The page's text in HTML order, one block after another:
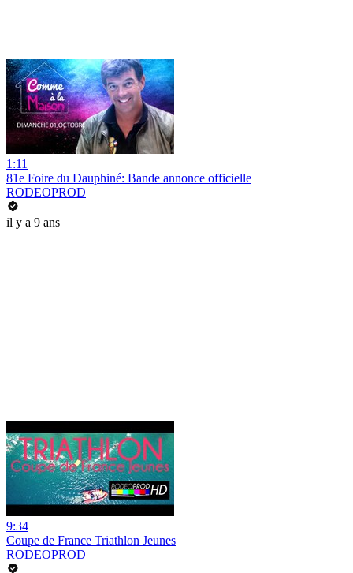
1:11
81e Foire du Dauphiné: Bande annonce officielle
RODEOPROD
il y a 9 ans
9:34
Coupe de France Triathlon Jeunes
RODEOPROD